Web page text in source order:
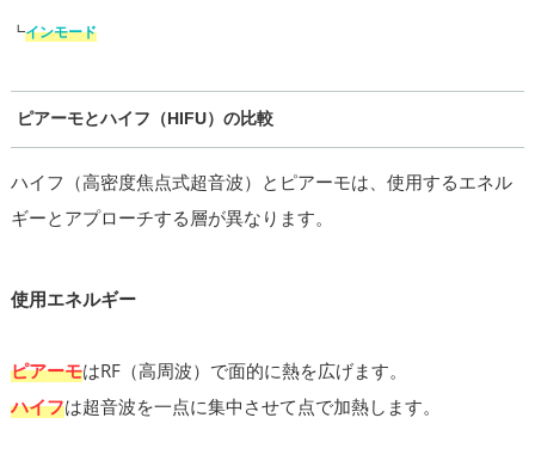
┗インモード
ピアーモとハイフ（HIFU）の比較
ハイフ（高密度焦点式超音波）とピアーモは、使用するエネル
ギーとアプローチする層が異なります。
使用エネルギー
ピアーモはRF（高周波）で面的に熱を広げます。
ハイフは超音波を一点に集中させて点で加熱します。